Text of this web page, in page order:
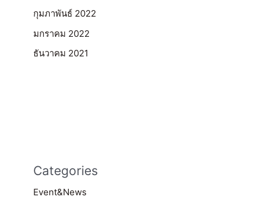
กุมภาพันธ์ 2022
มกราคม 2022
ธันวาคม 2021
Categories
Event&News